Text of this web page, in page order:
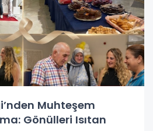
Muhteşem
Gönülleri Isıtan